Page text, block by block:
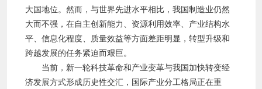
大国地位。然而，与世界先进水平相比，我国制造业仍然
大而不强，在自主创新能力、资源利用效率、产业结构水
平、信息化程度、质量效益等方面差距明显，转型升级和
跨越发展的任务紧迫而艰巨。
当前，新一轮科技革命和产业变革与我国加快转变经
济发展方式形成历史性交汇，国际产业分工格局正在重